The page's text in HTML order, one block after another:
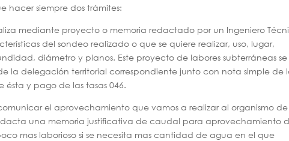
hacer siempre dos trámites:
mediante proyecto o memoria redactado por un Ingeniero
del sondeo realizado o que se quiere realizar, uso, lugar,
diámetro y planos. Este proyecto de labores subterráneas se
la delegación territorial correspondiente junto con nota simple de
ésta y pago de las tasas 046.
el aprovechamiento que vamos a realizar al organismo de
una memoria justificativa de caudal para aprovechamiento
mas laborioso si se necesita mas cantidad de agua en el que